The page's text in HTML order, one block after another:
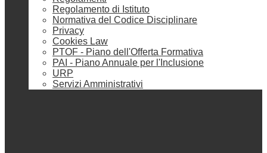
Regolamento di Istituto
Normativa del Codice Disciplinare
Privacy
Cookies Law
PTOF - Piano dell'Offerta Formativa
PAI - Piano Annuale per l'Inclusione
URP
Servizi Amministrativi